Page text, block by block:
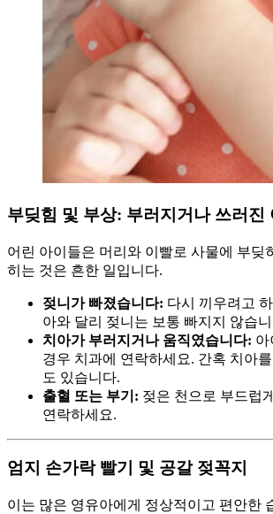
부딪힘 및 부상: 부러지거나 쓰러진
어린 아이들은 머리와 이빨로 사물에 부딪
히는 것은 흔한 일입니다.
젖니가 빠졌습니다: 다시 끼우려고
아와 달리 젖니는 보통 빠지지 않습
치아가 부러지거나 움직였습니다: 아
경우 치과에 연락하세요. 간혹 치아
도 있습니다.
출혈 또는 부기: 젖은 천으로 부드럽
연락하세요.
엄지 손가락 빨기 및 공갈 젖꼭지
이는 많은 영유아에게 정상적이고 편안한